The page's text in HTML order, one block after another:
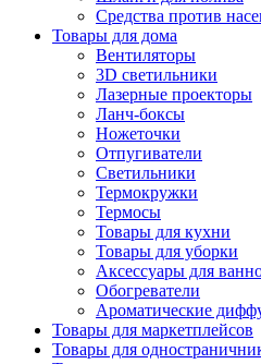
Средства против
Товары для дома
Вентиляторы
3D светильники
Лазерные проекторы
Ланч-боксы
Ножеточки
Отпугиватели
Светильники
Термокружки
Термосы
Товары для кухни
Товары для уборки
Аксессуары для
Обогреватели
Ароматические
Товары для маркетплейсов
Товары для